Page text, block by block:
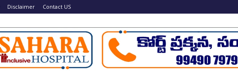
Disclaimer Contact US